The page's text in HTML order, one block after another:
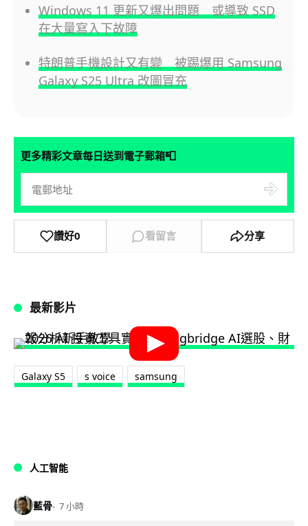
Windows 11 更新又爆出問題 或導致 SSD
在大量寫入下故障
特朗普手機設計又有變 被踢爆用 Samsung
Galaxy S25 Ultra 改圖冒充
更多精彩文章每日送到電子郵箱📮
讚好0 看留言 分享
最新影片
Galaxy S5 s voice samsung
人工智能
藍骨 7 小時